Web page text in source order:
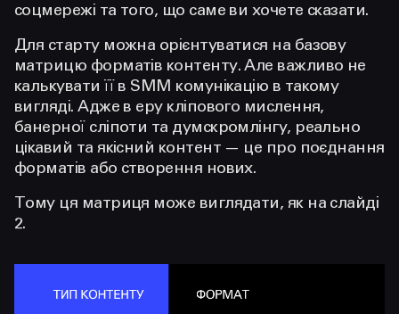
соцмережі та того, що саме ви хочете сказати.
Для старту можна орієнтуватися на базову
матрицю форматів контенту. Але важливо не
калькувати її в SMM комунікацію в такому
вигляді. Адже в еру кліпового мислення,
банерної сліпоти та думскромлінгу, реально
цікавий та якісний контент — це про поєднання
форматів або створення нових.
Тому ця матриця може виглядати, як на слайді
2.